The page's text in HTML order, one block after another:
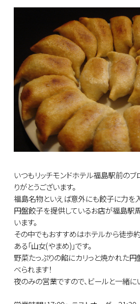
いつもリッチモンドホテル福島駅前の
りがとうございます。
福島名物といえば意外にも餃子に力を入
円盤餃子を提供しているお店が福島駅
います。
その中でもおすすめはホテルから徒歩
ある「山女(やまめ)」です。
野菜たっぷりの餡にカリっと焼かれた
べられます！
夜のみの営業ですので、ビールと一緒